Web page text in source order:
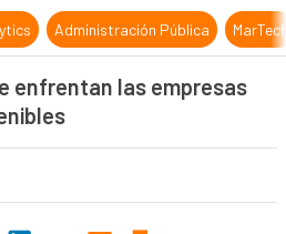
Administración Pública
enfrentan las empresas